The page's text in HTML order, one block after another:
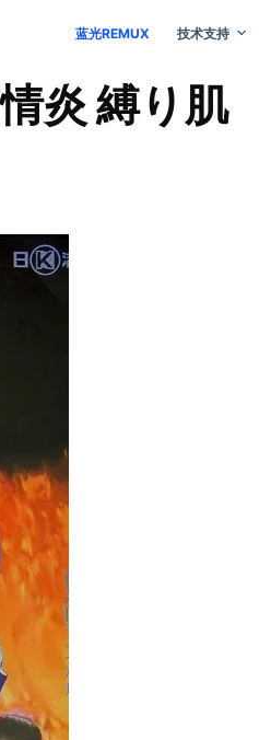
蓝光REMUX 技术支持
炎 縛り肌